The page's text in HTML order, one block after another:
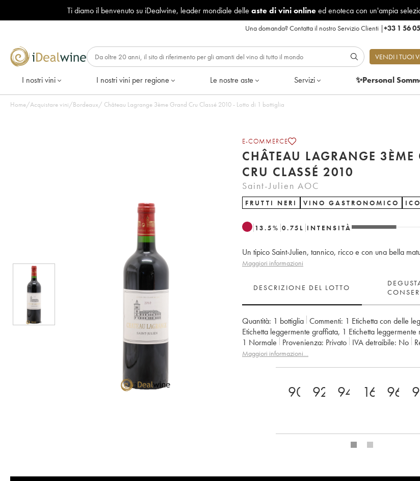
Ti diamo il benvenuto su iDealwine, leader mondiale delle aste di vini onlineed enoteca con un'ampia
Una domanda?Contatta il nostro Servizio Clienti |+33 1 56
VENDI I TUOI
I nostri vini I nostri vini per regione Le nostre aste Servizi ✨Personal
Home/Acquistare vini/Bordeaux/ Château Lagrange 3ème Grand Cru Classé 2010 - Lotto di 1 bottiglia
E-COMMERCE
CHÂTEAU LAGRANGE 3ÈME
CRU CLASSÉ 2010
Saint-Julien AOC
FRUTTI NERI VINO GASTRONOMICO
13.5% 0.75 L INTENSITÀ
Un tipico Saint-Julien, tannico, ricco e con una bella
Maggiori informazioni
DESCRIZIONE DEL LOTTO
Quantità: 1 bottiglia Commenti: 1 Etichetta con delle
Etichetta leggermente graffiata, 1 Etichetta leggermente
1 Normale Provenienza: privato IVA detraibile: no
Denominazione: Saint-Julien
Maggiori informazioni…
90 92 94 16.5+
96